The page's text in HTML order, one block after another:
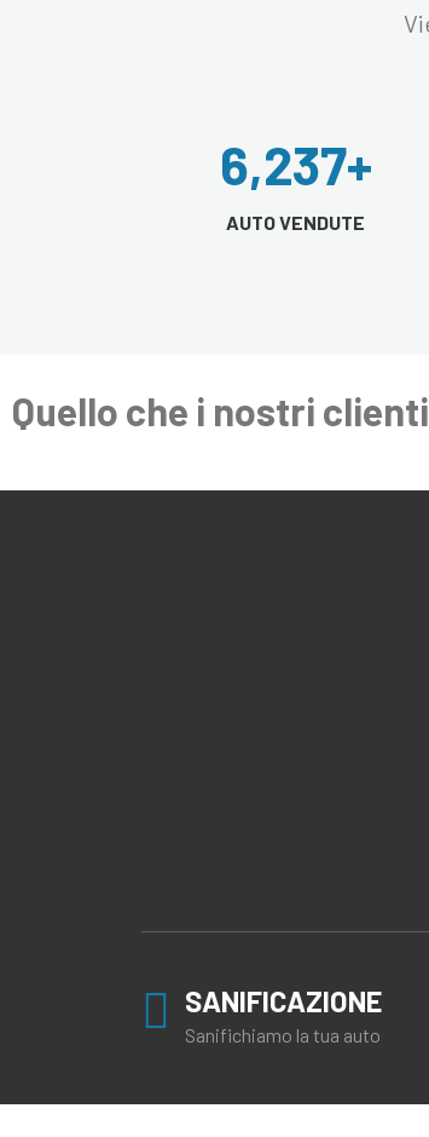
6,237+
AUTO VENDUTE
Quello che i nostri
SANIFICAZIONE
Sanifichiamo la tua auto